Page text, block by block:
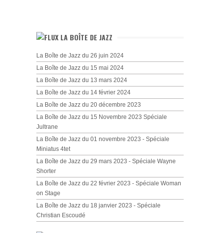
LA BOÎTE DE JAZZ
La Boîte de Jazz du 26 juin 2024
La Boîte de Jazz du 15 mai 2024
La Boîte de Jazz du 13 mars 2024
La Boîte de Jazz du 14 février 2024
La Boîte de Jazz du 20 décembre 2023
La Boîte de Jazz du 15 Novembre 2023 Spéciale
Jultrane
La Boîte de Jazz du 01 novembre 2023 - Spéciale
Miniatus 4tet
La Boîte de Jazz du 29 mars 2023 - Spéciale Wayne
Shorter
La Boîte de Jazz du 22 février 2023 - Spéciale Woman
on Stage
La Boîte de Jazz du 18 janvier 2023 - Spéciale
Christian Escoudé